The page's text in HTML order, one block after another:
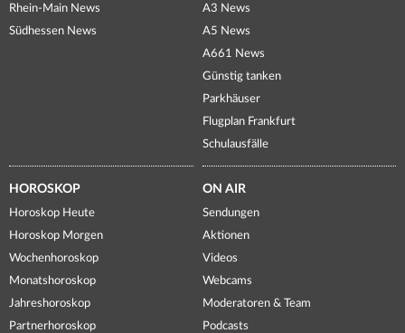
Rhein-Main News
Südhessen News
A3 News
A5 News
A661 News
Günstig tanken
Parkhäuser
Flugplan Frankfurt
Schulausfälle
HOROSKOP
Horoskop Heute
Horoskop Morgen
Wochenhoroskop
Monatshoroskop
Jahreshoroskop
Partnerhoroskop
ON AIR
Sendungen
Aktionen
Videos
Webcams
Moderatoren & Team
Podcasts